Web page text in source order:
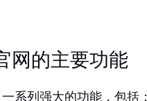
网的主要功能
系列强大的功能，包括：